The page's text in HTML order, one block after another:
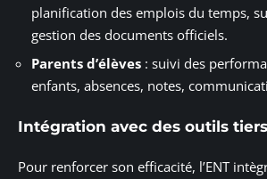
planification des emplois du temps,
gestion des documents officiels.
Parents d’élèves : suivi des
enfants, absences, notes,
Intégration avec des outils tiers
Pour renforcer son efficacité, l’ENT